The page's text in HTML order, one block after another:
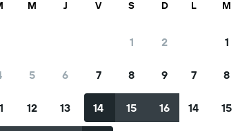
M J V S D
1 2
5 6 7 8 9
12 13 14 15 16
L M
1
7 8
14 15